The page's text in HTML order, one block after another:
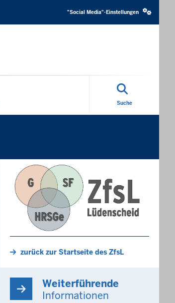
media
"Social Media"-Einstellungen
Suche
zurück zur Startseite des ZfsL
Weiterführende
Informationen